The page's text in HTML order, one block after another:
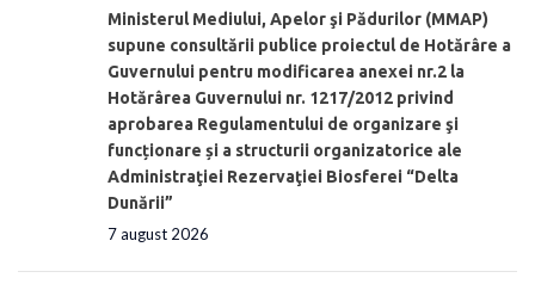
Ministerul Mediului, Apelor şi Pădurilor (MMAP)
supune consultării publice proiectul de Hotărâre a
Guvernului pentru modificarea anexei nr.2 la
Hotărârea Guvernului nr. 1217/2012 privind
aprobarea Regulamentului de organizare şi
funcționare și a structurii organizatorice ale
Administraţiei Rezervaţiei Biosferei “Delta
Dunării”
7 august 2026